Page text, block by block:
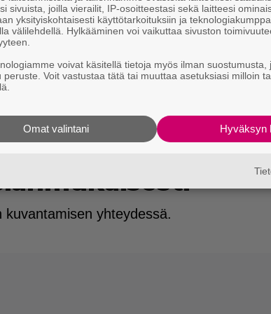
nukutuksen
– elintoimintoja
kuvantamisen yhteydessä.
sivuista, joilla vierailit, IP-osoitteestasi sekä laitteesi
yksityiskohtaisesti käyttötarkoituksiin ja
välilehdellä. Hylkääminen voi vaikuttaa sivuston
voivat käsitellä tietoja myös ilman suostumusta,
peruste. Voit vastustaa tätä tai muuttaa asetuksiasi milloin
Hyväksyn
Omat valintani